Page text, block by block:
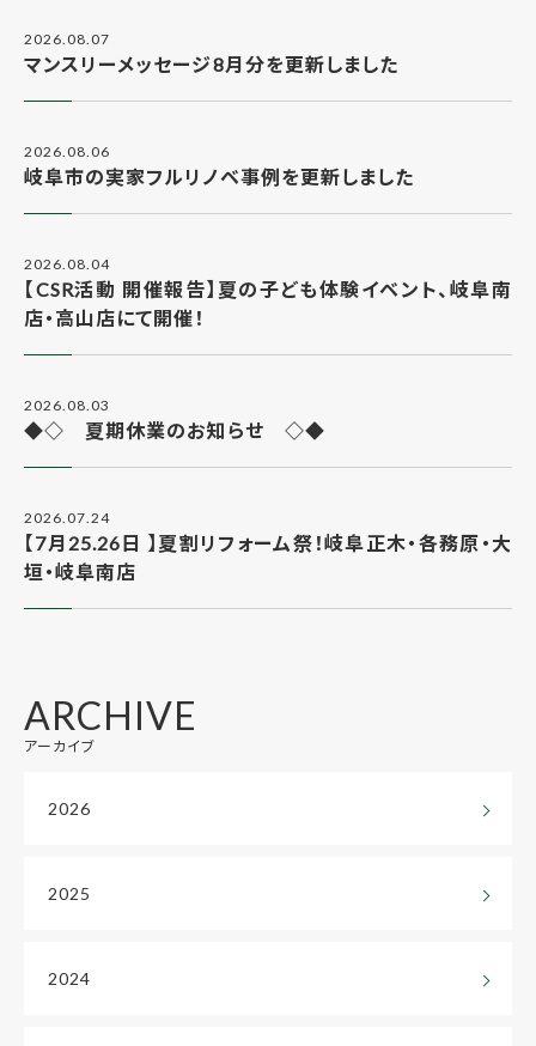
2026.08.07
マンスリーメッセージ8月分を更新しました
2026.08.06
岐阜市の実家フルリノベ事例を更新しました
2026.08.04
【CSR活動 開催報告】夏の子ども体験イベント、岐阜南
店・高山店にて開催！
2026.08.03
◆◇ 夏期休業のお知らせ ◇◆
2026.07.24
【7月25.26日 】夏割リフォーム祭！岐阜正木・各務原・大
垣・岐阜南店
ARCHIVE
アーカイブ
2026
2025
2024